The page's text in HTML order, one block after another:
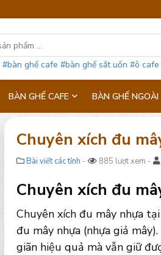
#bàn ghế cafe #bàn ghế sắt uốn #ô
BÀN GHẾ CAFE BÀN GHẾ
Chuyên xích đu
Bài viết các tỉnh - 885 lượt xem -
Chuyên xích đu
Chuyên xích đu mây nhựa
đu mây nhựa (nhựa giả
giãn hiệu quả mà vẫn giữ